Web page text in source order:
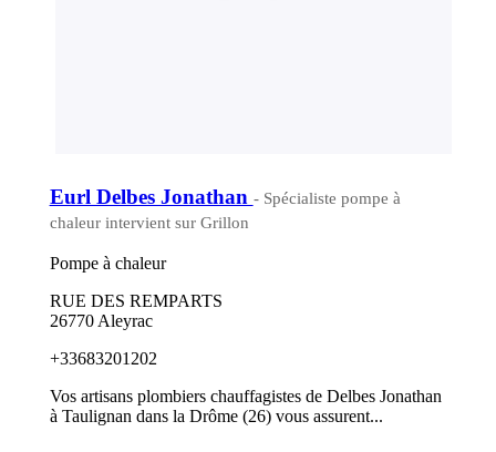
Eurl Delbes Jonathan - Spécialiste pompe à
chaleur intervient sur Grillon
Pompe à chaleur
RUE DES REMPARTS
26770 Aleyrac
+33683201202
Vos artisans plombiers chauffagistes de Delbes Jonathan
à Taulignan dans la Drôme (26) vous assurent...